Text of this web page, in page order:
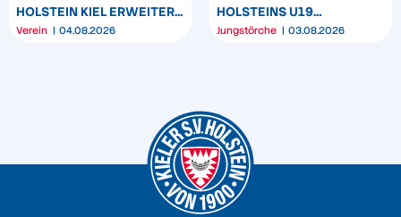
HOLSTEIN KIEL ERWEITERT
SEIN MARKENBILD
Verein 04.08.2026
HOLSTEINS U19
TRIUMPHIERT IN
Jungstörche 03.08.2026